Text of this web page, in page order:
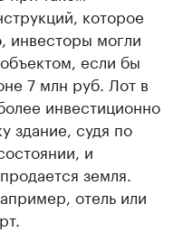
которое
инвесторы могли
если бы
7 млн руб. Лот в
инвестиционно
здание, судя по
и
земля.
отель или